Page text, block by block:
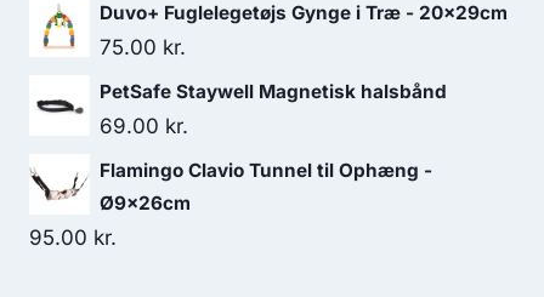
Duvo+ Fuglelegetøjs Gynge i Træ - 20x29cm
75.00 kr.
PetSafe Staywell Magnetisk halsbånd
69.00 kr.
Flamingo Clavio Tunnel til Ophæng -
Ø9x26cm
95.00 kr.